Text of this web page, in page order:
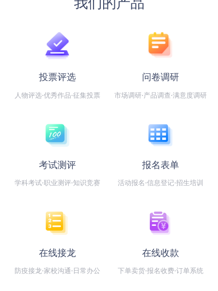
投票评选
人物评选·优秀作品·征集投票
问卷调研
市场调研·产品调查·满意度调研
考试测评
学科考试·职业测评·知识竞赛
报名表单
活动报名·信息登记·招生培训
在线接龙
防疫接龙·家校沟通·日常办公
在线收款
下单卖货·报名收费·订单系统